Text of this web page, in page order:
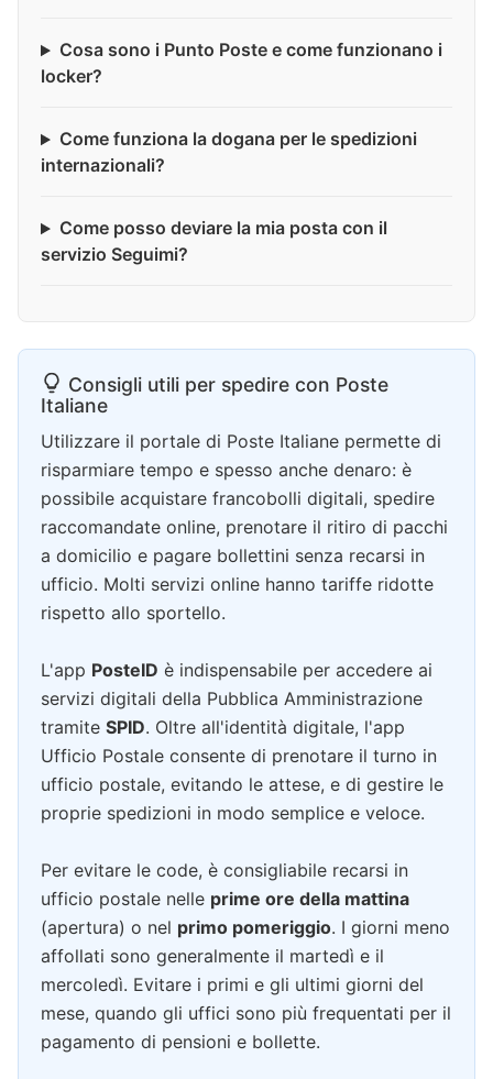
Cosa sono i Punto Poste e come funzionano i
locker?
Come funziona la dogana per le spedizioni
internazionali?
Come posso deviare la mia posta con il
servizio Seguimi?
Consigli utili per spedire con Poste
Italiane
Utilizzare il portale di Poste Italiane permette di
risparmiare tempo e spesso anche denaro: è
possibile acquistare francobolli digitali, spedire
raccomandate online, prenotare il ritiro di pacchi
a domicilio e pagare bollettini senza recarsi in
ufficio. Molti servizi online hanno tariffe ridotte
rispetto allo sportello.
L'app PosteID è indispensabile per accedere ai
servizi digitali della Pubblica Amministrazione
tramite SPID. Oltre all'identità digitale, l'app
Ufficio Postale consente di prenotare il turno in
ufficio postale, evitando le attese, e di gestire le
proprie spedizioni in modo semplice e veloce.
Per evitare le code, è consigliabile recarsi in
ufficio postale nelle prime ore della mattina
(apertura) o nel primo pomeriggio. I giorni meno
affollati sono generalmente il martedì e il
mercoledì. Evitare i primi e gli ultimi giorni del
mese, quando gli uffici sono più frequentati per il
pagamento di pensioni e bollette.